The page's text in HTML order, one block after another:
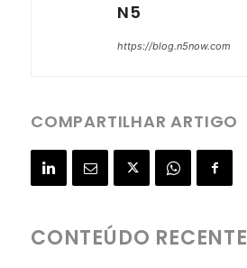
N5
https://blog.n5now.com
COMPARTILHAR ARTIGO
CONTEÚDO RECENTE